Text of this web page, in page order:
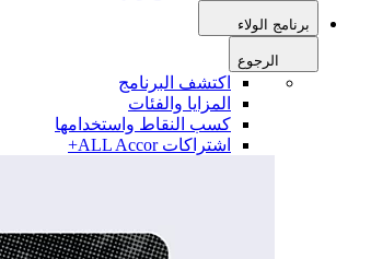
برنامج الولاء
الرجوع
اكتشف البرنامج
المزايا والفئات
كسب النقاط واستخدامها
اشتراكات ALL Accor+